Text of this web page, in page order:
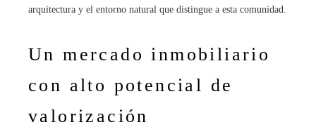
arquitectura y el entorno natural que distingue a esta comunidad.
Un mercado inmobiliario
con alto potencial de
valorización